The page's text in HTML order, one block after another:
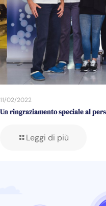
11/02/2022
Un ringraziamento speciale al
Leggi di più